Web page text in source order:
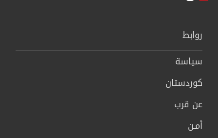
روابط
سیاسة
كوردستان
عن قرب
أمـن